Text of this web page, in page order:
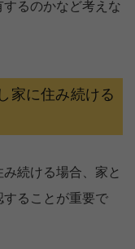
るのかなど考えな
家に住み続ける
続ける場合、家と
ることが重要で